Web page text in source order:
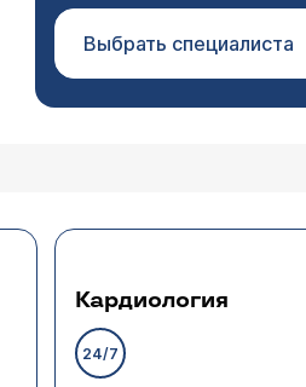
Выбрать специалиста
Кардиология
24/7